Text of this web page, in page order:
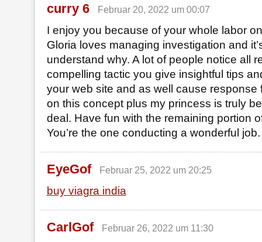
curry 6 Februar 20, 2022 um 00:07
I enjoy you because of your whole labor
Gloria loves managing investigation and
understand why. A lot of people notice all
compelling tactic you give insightful tips
your web site and as well cause response
on this concept plus my princess is truly
deal. Have fun with the remaining portion
You’re the one conducting a wonderful job.
EyeGof Februar 25, 2022 um 20:25
buy viagra india
CarlGof Februar 26, 2022 um 11:30